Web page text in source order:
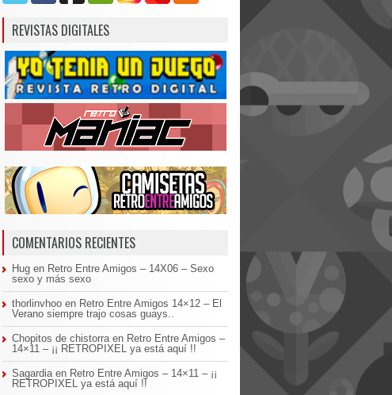
REVISTAS DIGITALES
COMENTARIOS RECIENTES
Hug en Retro Entre Amigos – 14X06 – Sexo
sexo y más sexo
thorlinvhoo en Retro Entre Amigos 14×12 – El
Verano siempre trajo cosas guays..
Chopitos de chistorra en Retro Entre Amigos –
14×11 – ¡¡ RETROPIXEL ya está aquí !!
Sagardia en Retro Entre Amigos – 14×11 – ¡¡
RETROPIXEL ya está aquí !!